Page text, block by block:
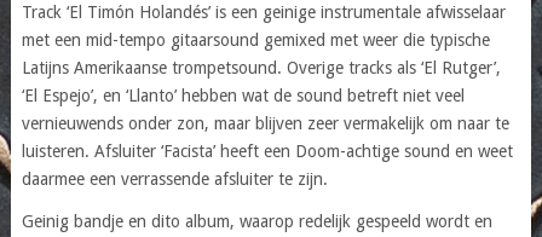
Track ‘El Timón Holandés’ is een geinige instrumentale afwisselaar
met een mid-tempo gitaarsound gemixed met weer die typische
Latijns Amerikaanse trompetsound. Overige tracks als ‘El Rutger’,
‘El Espejo’, en ‘Llanto’ hebben wat de sound betreft niet veel
vernieuwends onder zon, maar blijven zeer vermakelijk om naar te
luisteren. Afsluiter ‘Facista’ heeft een Doom-achtige sound en weet
daarmee een verrassende afsluiter te zijn.
Geinig bandje en dito album, waarop redelijk gespeeld wordt en